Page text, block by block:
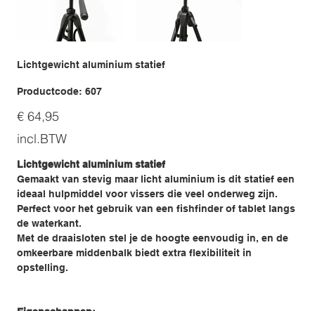
Lichtgewicht aluminium statief
Productcode: Productcode
607
607
Prijs
€ 64,95
incl.BTW
Lichtgewicht aluminium statief
Gemaakt van stevig maar licht aluminium is dit statief een
ideaal hulpmiddel voor vissers die veel onderweg zijn.
Perfect voor het gebruik van een fishfinder of tablet langs
de waterkant.
Met de draaisloten stel je de hoogte eenvoudig in, en de
omkeerbare middenbalk biedt extra flexibiliteit in
opstelling.